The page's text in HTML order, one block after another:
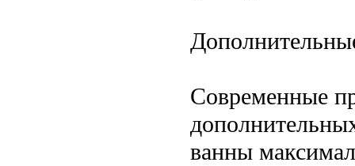
Современные
ванны